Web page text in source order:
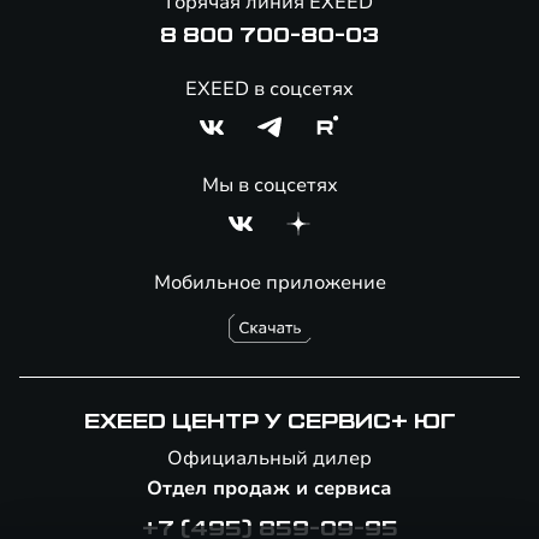
Мобильное приложение
8 800 700-80-03
EXEED в соцсетях
Мы в соцсетях
EXEED ЦЕНТР У СЕРВИС+ ЮГ
Официальный дилер
Отдел продаж и сервиса
+7 (495) 859-09-95